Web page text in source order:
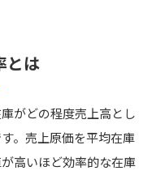
とは
がどの程度売上高とし
。売上原価を平均在庫
高いほど効率的な在庫